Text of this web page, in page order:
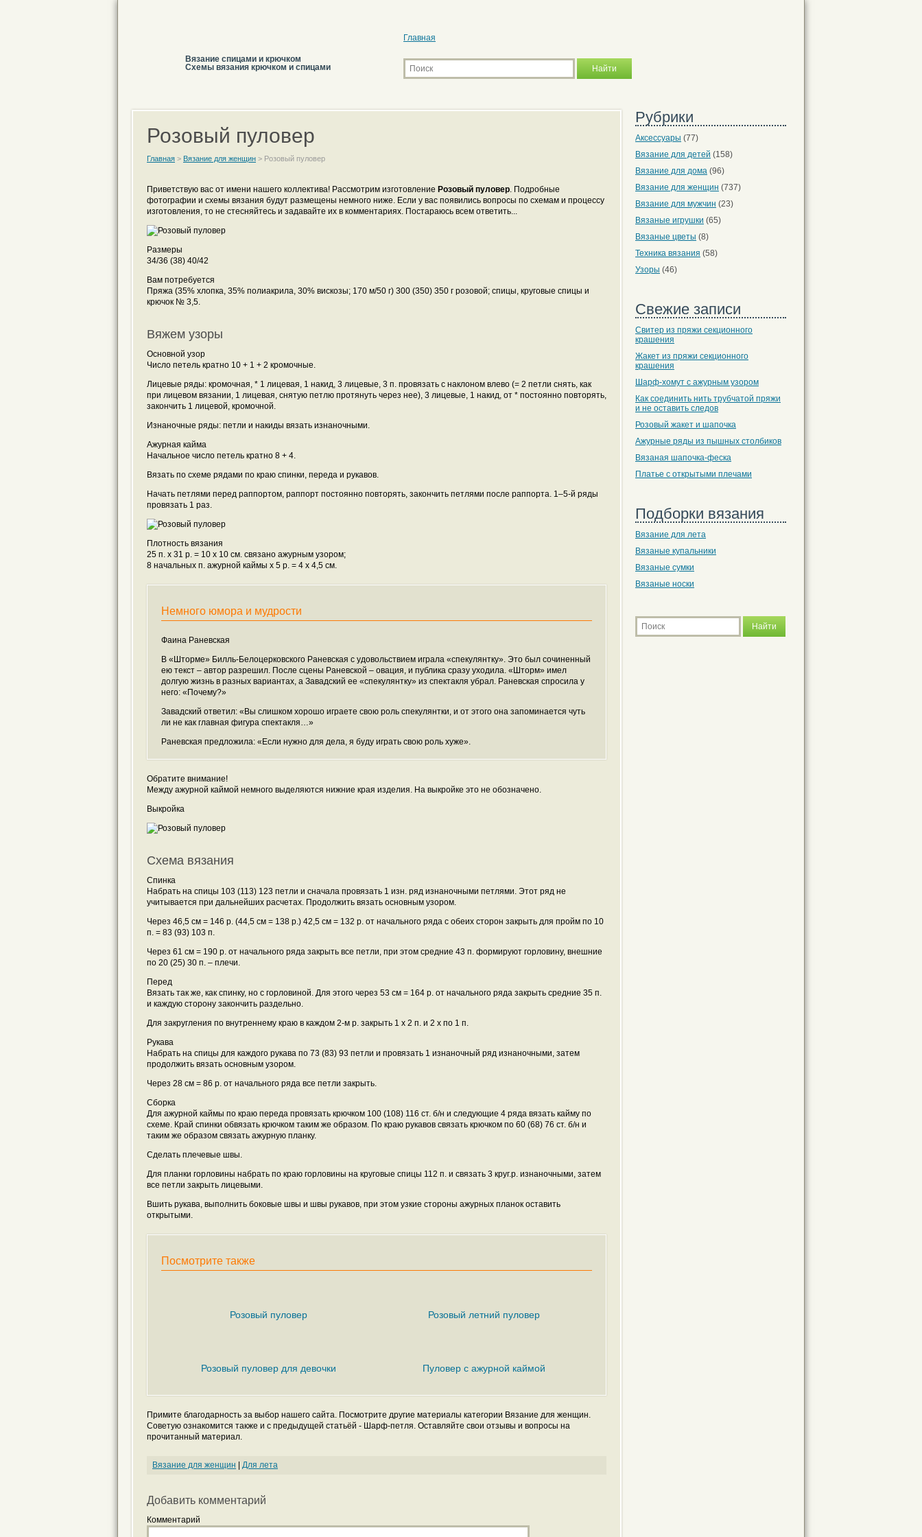
Вязание спицами и крючком
Схемы вязания крючком и спицами
Главная
Розовый пуловер
Главная > Вязание для женщин > Розовый пуловер
Приветствую вас от имени нашего коллектива! Рассмотрим изготовление Розовый пуловер. Подробные
фотографии и схемы вязания будут размещены немного ниже. Если у вас появились вопросы по схемам и процессу
изготовления, то не стесняйтесь и задавайте их в комментариях. Постараюсь всем ответить...
Размеры
34/36 (38) 40/42
Вам потребуется
Пряжа (35% хлопка, 35% полиакрила, 30% вискозы; 170 м/50 г) 300 (350) 350 г розовой; спицы, круговые спицы и
крючок № 3,5.
Вяжем узоры
Основной узор
Число петель кратно 10 + 1 + 2 кромочные.
Лицевые ряды: кромочная, * 1 лицевая, 1 накид, 3 лицевые, 3 п. провязать с наклоном влево (= 2 петли снять, как
при лицевом вязании, 1 лицевая, снятую петлю протянуть через нее), 3 лицевые, 1 накид, от * постоянно повторять,
закончить 1 лицевой, кромочной.
Изнаночные ряды: петли и накиды вязать изнаночными.
Ажурная кайма
Начальное число петель кратно 8 + 4.
Вязать по схеме рядами по краю спинки, переда и рукавов.
Начать петлями перед раппортом, раппорт постоянно повторять, закончить петлями после раппорта. 1–5-й ряды
провязать 1 раз.
Плотность вязания
25 п. х 31 р. = 10 x 10 см. связано ажурным узором;
8 начальных п. ажурной каймы х 5 р. = 4 x 4,5 см.
Немного юмора и мудрости
Фаина Раневская
В «Шторме» Билль-Белоцерковского Раневская с удовольствием играла «спекулянтку». Это был сочиненный
ею текст – автор разрешил. После сцены Раневской – овация, и публика сразу уходила. «Шторм» имел
долгую жизнь в разных вариантах, а Завадский ее «спекулянтку» из спектакля убрал. Раневская спросила у
него: «Почему?»
Завадский ответил: «Вы слишком хорошо играете свою роль спекулянтки, и от этого она запоминается чуть
ли не как главная фигура спектакля…»
Раневская предложила: «Если нужно для дела, я буду играть свою роль хуже».
Обратите внимание!
Между ажурной каймой немного выделяются нижние края изделия. На выкройке это не обозначено.
Выкройка
Схема вязания
Спинка
Набрать на спицы 103 (113) 123 петли и сначала провязать 1 изн. ряд изнаночными петлями. Этот ряд не
учитывается при дальнейших расчетах. Продолжить вязать основным узором.
Через 46,5 см = 146 р. (44,5 см = 138 р.) 42,5 см = 132 р. от начального ряда с обеих сторон закрыть для пройм по 10
п. = 83 (93) 103 п.
Через 61 см = 190 р. от начального ряда закрыть все петли, при этом средние 43 п. формируют горловину, внешние
по 20 (25) 30 п. – плечи.
Перед
Вязать так же, как спинку, но с горловиной. Для этого через 53 см = 164 р. от начального ряда закрыть средние 35 п.
и каждую сторону закончить раздельно.
Для закругления по внутреннему краю в каждом 2-м р. закрыть 1 x 2 п. и 2 x по 1 п.
Рукава
Набрать на спицы для каждого рукава по 73 (83) 93 петли и провязать 1 изнаночный ряд изнаночными, затем
продолжить вязать основным узором.
Через 28 см = 86 р. от начального ряда все петли закрыть.
Сборка
Для ажурной каймы по краю переда провязать крючком 100 (108) 116 ст. б/н и следующие 4 ряда вязать кайму по
схеме. Край спинки обвязать крючком таким же образом. По краю рукавов связать крючком по 60 (68) 76 ст. б/н и
таким же образом связать ажурную планку.
Сделать плечевые швы.
Для планки горловины набрать по краю горловины на круговые спицы 112 п. и связать 3 круг.р. изнаночными, затем
все петли закрыть лицевыми.
Вшить рукава, выполнить боковые швы и швы рукавов, при этом узкие стороны ажурных планок оставить
открытыми.
Посмотрите также
Розовый пуловер Розовый летний пуловер
Розовый пуловер для девочки Пуловер с ажурной каймой
Примите благодарность за выбор нашего сайта. Посмотрите другие материалы категории Вязание для женщин.
Советую ознакомится также и с предыдущей статьёй - Шарф-петля. Оставляйте свои отзывы и вопросы на
прочитанный материал.
Вязание для женщин Для лета
Добавить комментарий
Комментарий
Рубрики
Аксессуары (77)
Вязание для детей (158)
Вязание для дома (96)
Вязание для женщин (737)
Вязание для мужчин (23)
Вязаные игрушки (65)
Вязаные цветы (8)
Техника вязания (58)
Узоры (46)
Свежие записи
Свитер из пряжи секционного
крашения
Жакет из пряжи секционного
крашения
Шарф-хомут с ажурным узором
Как соединить нить трубчатой пряжи
и не оставить следов
Розовый жакет и шапочка
Ажурные ряды из пышных столбиков
Вязаная шапочка-феска
Платье с открытыми плечами
Подборки вязания
Вязание для лета
Вязаные купальники
Вязаные сумки
Вязаные носки